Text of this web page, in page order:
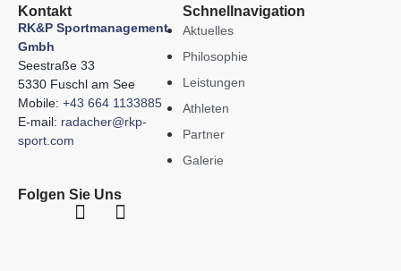
Kontakt
RK&P Sportmanagement
Gmbh
Seestraße 33
5330 Fuschl am See
Mobile: +43 664 1133885
E-mail: radacher@rkp-
sport.com
Schnellnavigation
Aktuelles
Philosophie
Leistungen
Athleten
Partner
Galerie
Folgen Sie Uns